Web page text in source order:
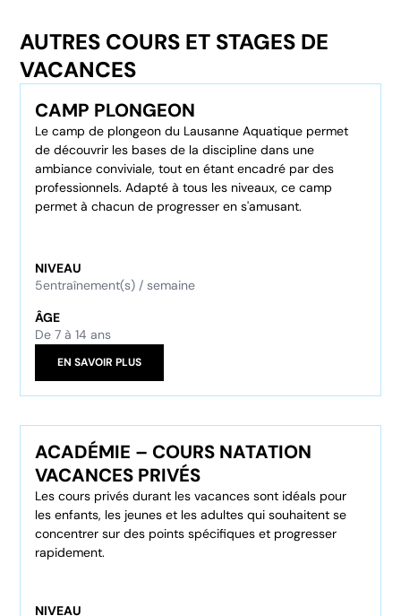
AUTRES COURS ET STAGES DE
VACANCES
CAMP PLONGEON
Le camp de plongeon du Lausanne Aquatique permet
de découvrir les bases de la discipline dans une
ambiance conviviale, tout en étant encadré par des
professionnels. Adapté à tous les niveaux, ce camp
permet à chacun de progresser en s'amusant.
NIVEAU
5entraînement(s) / semaine
ÂGE
De 7 à 14 ans
EN SAVOIR PLUS
ACADÉMIE – COURS NATATION
VACANCES PRIVÉS
Les cours privés durant les vacances sont idéals pour
les enfants, les jeunes et les adultes qui souhaitent se
concentrer sur des points spécifiques et progresser
rapidement.
NIVEAU